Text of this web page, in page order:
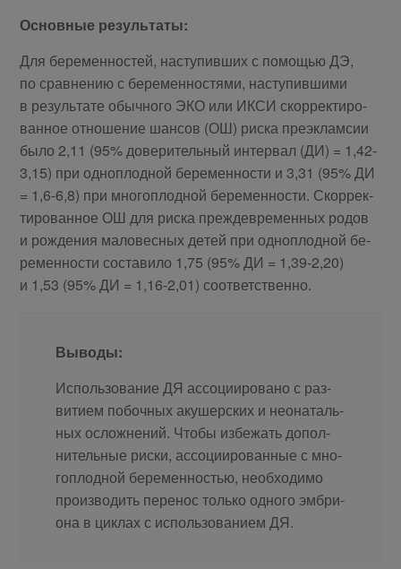
Ос­нов­ные ре­зуль­та­ты:
Для бе­ре­мен­но­стей, на­сту­пив­ших с по­мо­щью ДЭ,
по срав­не­нию с бе­ре­мен­но­стя­ми, на­сту­пив­ши­ми
в ре­зуль­та­те обыч­но­го ЭКО или ИКСИ скор­рек­ти­ро­
ван­ное от­но­ше­ние шан­сов (ОШ) рис­ка пре­эк­лам­сии
бы­ло 2,11 (95% до­ве­ри­тель­ный ин­тер­вал (ДИ) = 1,42-
3,15) при од­но­плод­ной бе­ре­мен­но­сти и 3,31 (95% ДИ
= 1,6-6,8) при мно­го­плод­ной бе­ре­мен­но­сти. Скор­рек­
ти­ро­ван­ное ОШ для рис­ка преж­девре­мен­ных ро­дов
и рож­де­ния ма­ло­вес­ных де­тей при од­но­плод­ной бе­
ре­мен­но­сти со­ста­ви­ло 1,75 (95% ДИ = 1,39-2,20)
и 1,53 (95% ДИ = 1,16-2,01) со­от­вет­ствен­но.
Вы­во­ды:
Ис­поль­зо­ва­ние ДЯ ас­со­ци­и­ро­ва­но с раз­
ви­ти­ем по­боч­ных аку­шер­ских и нео­на­таль­
ных ослож­не­ний. Чтобы из­бе­жать до­пол­
ни­тель­ные рис­ки, ас­со­ци­и­ро­ван­ные с мно­
го­плод­ной бе­ре­мен­но­стью, необ­хо­ди­мо
про­из­во­дить пе­ре­нос толь­ко од­но­го эм­бри­
о­на в цик­лах с ис­поль­зо­ва­ни­ем ДЯ.